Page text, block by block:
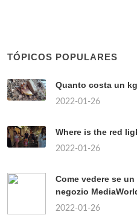
TÓPICOS POPULARES
Quanto costa un
2022-01-26
Where is the red
2022-01-26
Come vedere se
negozio
2022-01-26